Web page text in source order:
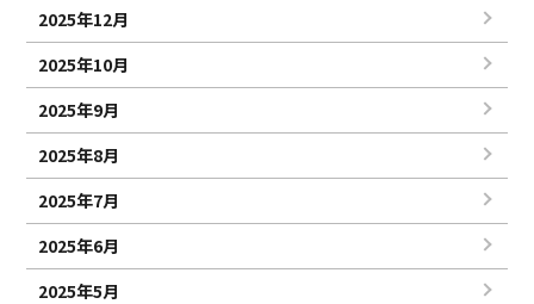
2025年12月
2025年10月
2025年9月
2025年8月
2025年7月
2025年6月
2025年5月